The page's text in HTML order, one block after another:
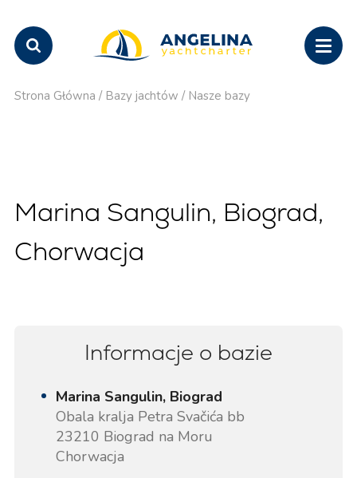
Strona Główna / Bazy jachtów / Nasze bazy
Marina Sangulin, Biograd,
Chorwacja
Informacje o bazie
Marina Sangulin, Biograd
Obala kralja Petra Svačića bb
23210 Biograd na Moru
Chorwacja